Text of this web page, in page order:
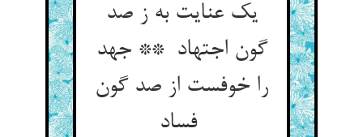
یک عنایت به ز صد
گون اجتهاد ** جهد
را خوفست از صد گون
فساد